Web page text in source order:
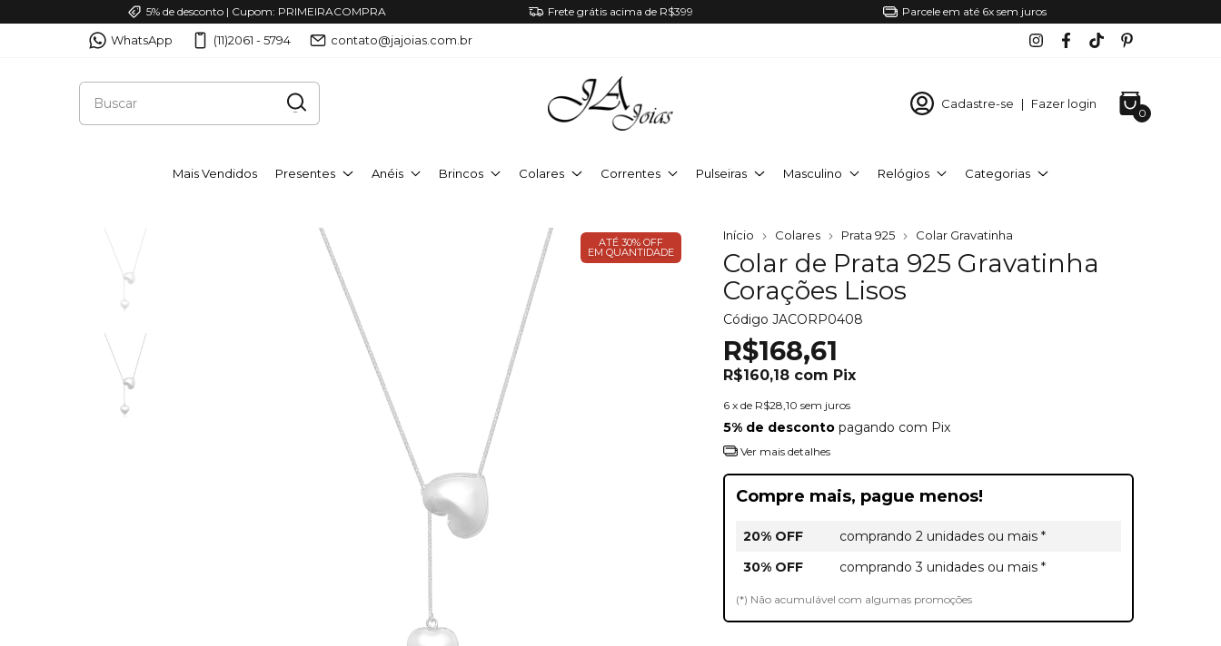
5% de desconto | Cupom: PRIMEIRACOMPRA Frete grátis acima de R$399 Parcele em até 6x sem juros
WhatsApp (11)2061 - 5794 contato@jajoias.com.br
Cadastre-se | Fazer login
0
Mais Vendidos Presentes Anéis Brincos Colares Correntes Pulseiras Masculino Relógios Categorias
ATÉ 30% OFF
EM QUANTIDADE
Início Colares Prata 925 Colar Gravatinha
Colar de Prata 925 Gravatinha
Corações Lisos
Código JACORP0408
R$168,61
R$160,18 com Pix
6 x de R$28,10 sem juros
5% de desconto pagando com Pix
Ver mais detalhes
Compre mais, pague menos!
20% OFF
comprando 2 unidades ou mais *
30% OFF
comprando 3 unidades ou mais *
(*) Não acumulável com algumas promoções